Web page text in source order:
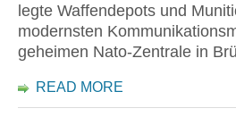
legte Waffendepots und
modernsten
geheimen Nato-Zentrale in
READ MORE